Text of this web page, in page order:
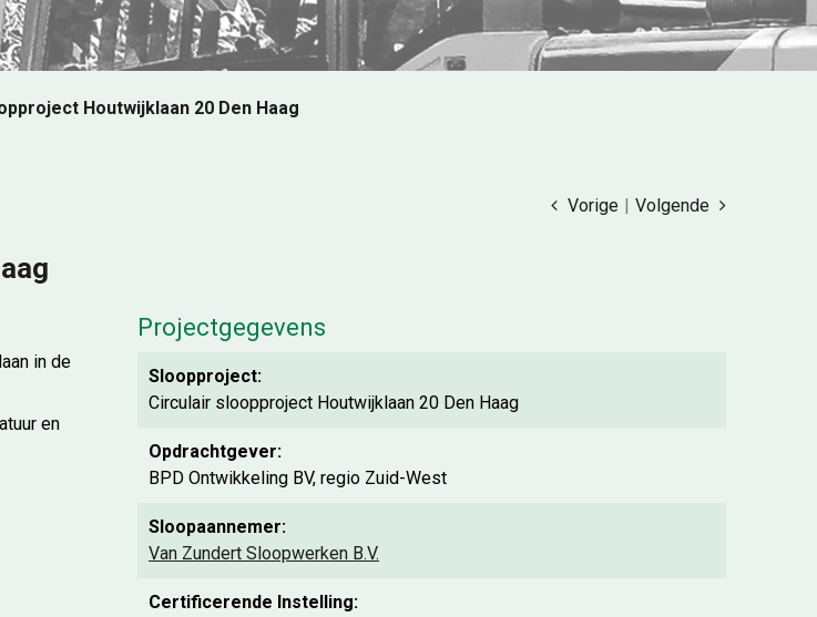
Houtwijklaan 20 Den Haag
Volgende
|
Vorige
Projectgegevens
Sloopproject:
Circulair sloopproject Houtwijklaan 20 Den Haag
Opdrachtgever:
BPD Ontwikkeling BV, regio Zuid-West
Sloopaannemer:
Van Zundert Sloopwerken B.V.
Certificerende Instelling:
in de
en